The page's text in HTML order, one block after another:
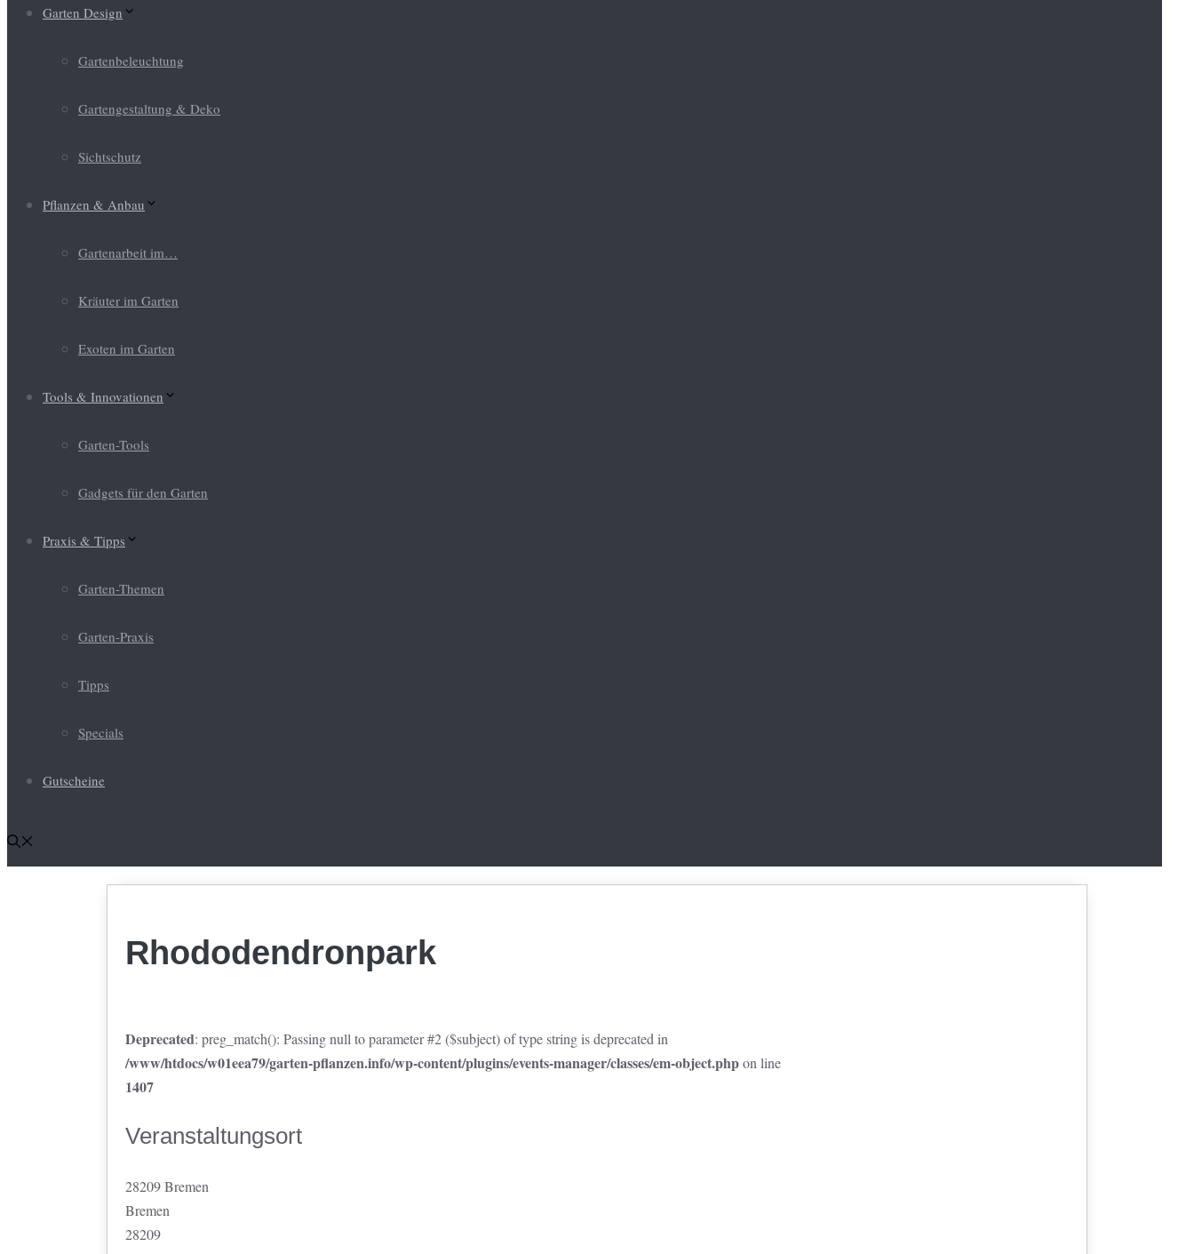
Garten Design
Gartenbeleuchtung
Gartengestaltung & Deko
Sichtschutz
Pflanzen & Anbau
Gartenarbeit im…
Kräuter im Garten
Exoten im Garten
Tools & Innovationen
Garten-Tools
Gadgets für den Garten
Praxis & Tipps
Garten-Themen
Garten-Praxis
Tipps
Specials
Gutscheine
Rhododendronpark
Deprecated: preg_match(): Passing null to parameter #2 ($subject) of type string is deprecated in
/www/htdocs/w01eea79/garten-pflanzen.info/wp-content/plugins/events-manager/classes/em-object.phpon line
1407
Veranstaltungsort
28209 Bremen
Bremen
28209